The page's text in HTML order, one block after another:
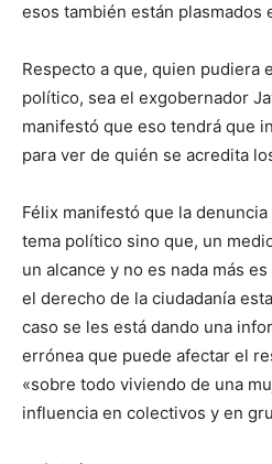
esos también están plasmados
Respecto a que, quien pudiera
político, sea el exgobernador
manifestó que eso tendrá que
para ver de quién se acredita
Félix manifestó que la
tema político sino que, un
un alcance y no es nada más
el derecho de la ciudadanía
caso se les está dando una
errónea que puede afectar el
«sobre todo viviendo de una
influencia en colectivos y en